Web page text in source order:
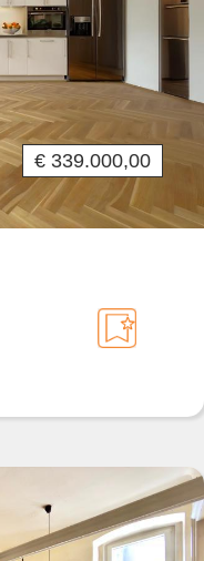
€ 339.000,00